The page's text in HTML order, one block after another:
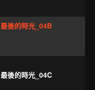
最後的時光_04B
最後的時光_04C